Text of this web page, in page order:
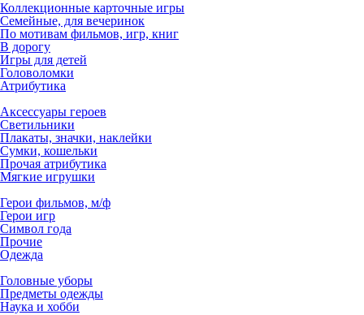
Коллекционные карточные игры
Семейные, для вечеринок
По мотивам фильмов, игр, книг
В дорогу
Игры для детей
Головоломки
Атрибутика
Аксессуары героев
Светильники
Плакаты, значки, наклейки
Сумки, кошельки
Прочая атрибутика
Мягкие игрушки
Герои фильмов, м/ф
Герои игр
Символ года
Прочие
Одежда
Головные уборы
Предметы одежды
Наука и хобби